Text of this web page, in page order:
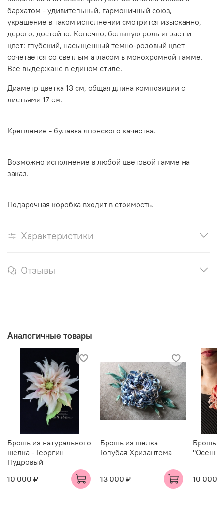
бархатом - удивительный, гармоничный союз,
украшение в таком исполнении смотрится изысканно,
дорого, достойно. Конечно, большую роль играет и
цвет: глубокий, насыщенный темно-розовый цвет
сочетается со светлым атласом в монохромной гамме.
Все выдержано в едином стиле.
Диаметр цветка 13 см, общая длина композиции с
листьями 17 см.
Крепление - булавка японского качества.
Возможно исполнение в любой цветовой гамме на
заказ.
Подарочная коробка входит в стоимость.
Характеристики
Отзывы
Аналогичные товары
Брошь из натурального
шелка - Георгин
Пудровый
10 000 ₽
Брошь из шелка
Голубая Хризантема
13 000 ₽ 10